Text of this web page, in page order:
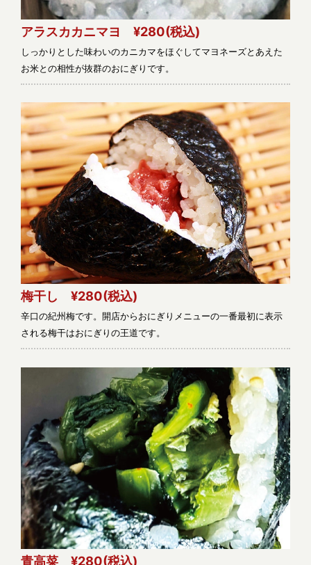
アラスカカニマヨ ¥280(税込)
しっかりとした味わいのカニカマをほぐしてマヨネーズとあえた
お米との相性が抜群のおにぎりです。
梅干し ¥280(税込)
辛口の紀州梅です。開店からおにぎりメニューの一番最初に表示
される梅干はおにぎりの王道です。
青高菜 ¥280(税込)